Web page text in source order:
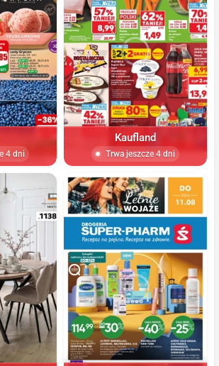
4 dni
Kaufland
Trwa jeszcze 4 dni